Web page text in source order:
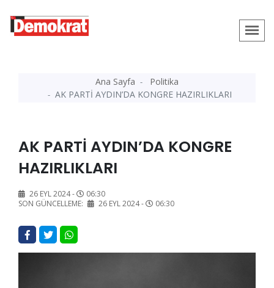
Ana Sayfa
Politika
AK PARTİ AYDIN’DA KONGRE HAZIRLIKLARI
AK PARTİ AYDIN’DA KONGRE
HAZIRLIKLARI
26 EYL 2024 -
06:30
SON GÜNCELLEME:
26 EYL 2024 - 06:30